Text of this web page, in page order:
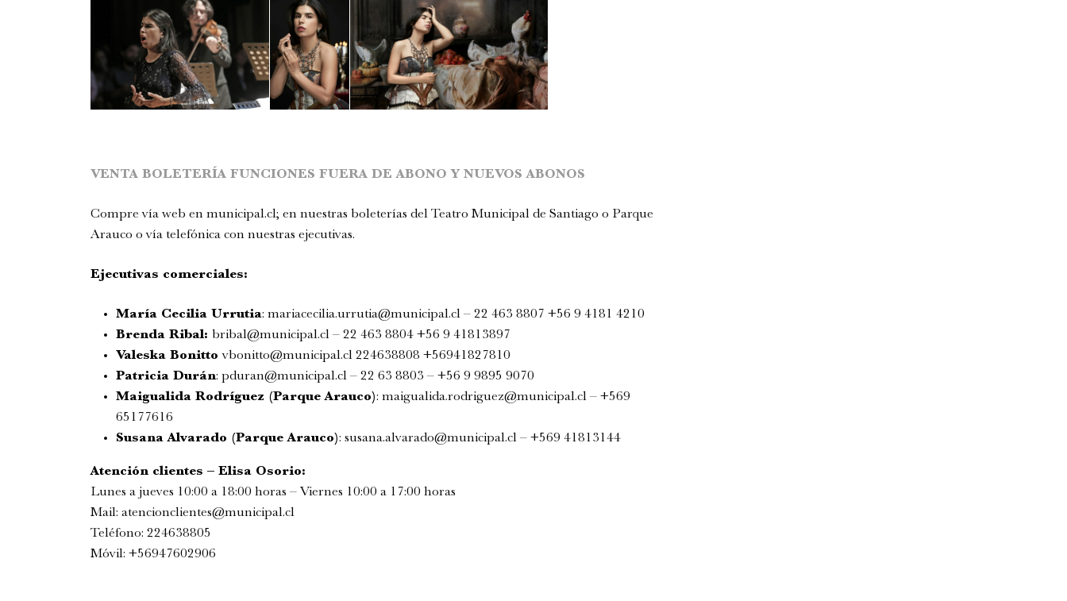
VENTA BOLETERÍA FUNCIONES FUERA DE ABONO Y NUEVOS ABONOS
Compre vía web en municipal.cl; en nuestras boleterías del Teatro Municipal de Santiago o Parque
Arauco o vía telefónica con nuestras ejecutivas.
Ejecutivas comerciales:
María Cecilia Urrutia: mariacecilia.urrutia@municipal.cl – 22 463 8807 +56 9 4181 4210
Brenda Ribal: bribal@municipal.cl – 22 463 8804 +56 9 41813897
Valeska Bonittovbonitto@municipal.cl 224638808 +56941827810
Patricia Durán: pduran@municipal.cl – 22 63 8803 – +56 9 9895 9070
Maigualida Rodríguez (Parque Arauco): maigualida.rodriguez@municipal.cl – +569
65177616
Susana Alvarado (Parque Arauco): susana.alvarado@municipal.cl – +569 41813144
Atención clientes – Elisa Osorio:
Lunes a jueves 10:00 a 18:00 horas – Viernes 10:00 a 17:00 horas
Mail: atencionclientes@municipal.cl
Teléfono: 224638805
Móvil: +56947602906